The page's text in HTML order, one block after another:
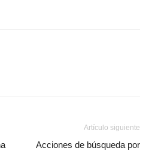
Artículo siguiente
Acciones de búsqueda por